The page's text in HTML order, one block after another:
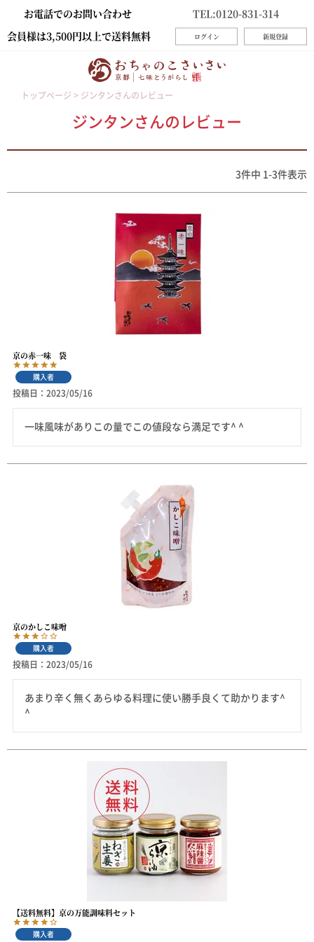
お電話でのお問い合わせ
TEL:0120-831-314
会員様は3,500円以上で送料無料
ログイン 新規登録
トップページ ジンタンさんのレビュー
ジンタンさんのレビュー
3件中 1 -3件表示
京の赤一味 袋
購入者
投稿日 2023/05/16
一味風味がありこの量でこの値段なら満足です^ ^
京のかしこ味噌
購入者
投稿日 2023/05/16
あまり辛く無くあらゆる料理に使い勝手良くて助かります^
^
【送料無料】京の万能調味料セット
購入者